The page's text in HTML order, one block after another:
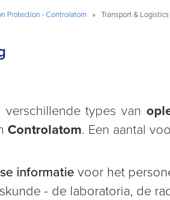
Protection - Controlatom »
Transport & Logistics
verschillende types van
Controlatom. Een aantal
informatie voor het
- de laboratoria, de